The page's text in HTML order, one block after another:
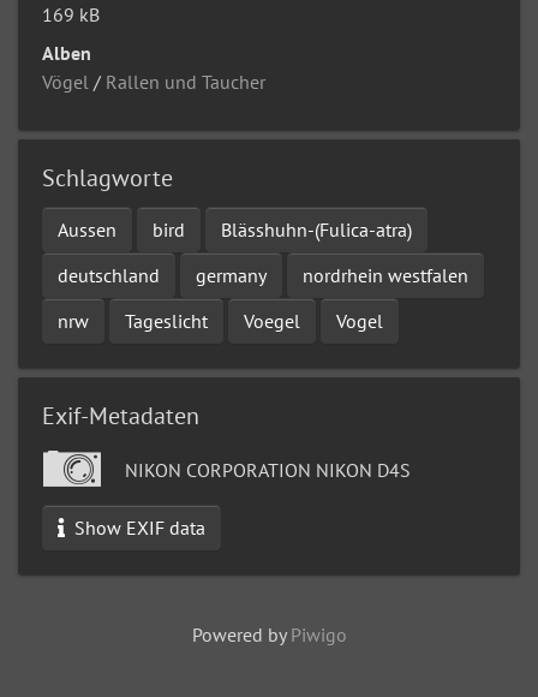
169 kB
Alben
Vögel / Rallen und Taucher
Schlagworte
Aussen bird
Blässhuhn-(Fulica-atra)
deutschland
germany
nordrhein westfalen
nrw
Tageslicht Voegel Vogel
Exif-Metadaten
NIKON CORPORATION NIKON D4S
Show EXIF data
Powered by Piwigo